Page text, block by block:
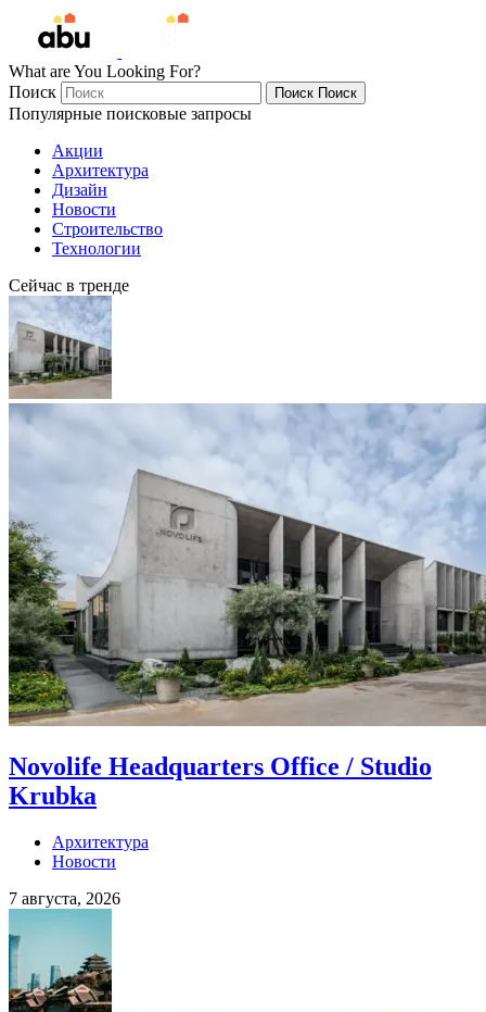
What are You Looking For?
Поиск
Поиск Поиск
Популярные поисковые запросы
Акции
Архитектура
Дизайн
Новости
Строительство
Технологии
Сейчас в тренде
Novolife Headquarters Office / Studio
Krubka
Архитектура
Новости
7 августа, 2026